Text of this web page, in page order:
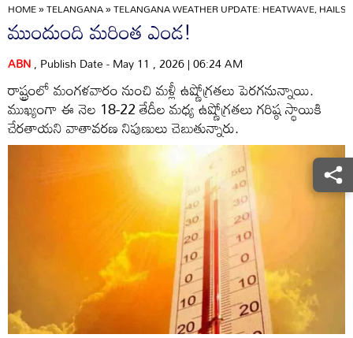
HOME»TELANGANA»TELANGANA WEATHER UPDATE: HEATWAVE,
ముందుంది మరింత ఎండ!
ABN, Publish Date - May 11 , 2026 | 06:24 AM
రాష్ట్రంలో మంగళవారం నుంచి మళ్లీ ఉష్ణోగ్రతలు పెరగనున్నాయి.
ముఖ్యంగా ఈ నెల 18-22 తేదీల మధ్య ఉష్ణోగ్రతలు గరిష్ఠ స్థాయికి
చేరతాయని వాతావరణ నిపుణులు చెబుతున్నారు.